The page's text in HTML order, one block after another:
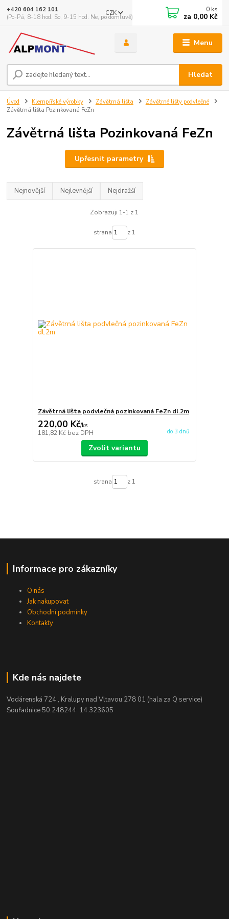
Menu
CZK
Hledat
+420 604 162 101
(Po-Pá, 8-18 hod. So, 9-15 hod. Ne, po domluvě)
0 ks
za 0,00 Kč
Úvod Klempířské výrobky Závětrná lišta
Závětrné lišty podvlečné
Závětrná lišta Pozinkovaná FeZn
Závětrná lišta Pozinkovaná FeZn
Upřesnit parametry
Nejnovější Nejlevnější Nejdražší
Zobrazuji 1-1 z 1
strana z 1
Závětrná lišta podvlečná pozinkovaná FeZn dl.2m
220,00 Kč/ks
181,82 Kč bez DPH do 3 dnů
Zvolit variantu
strana z 1
Informace pro zákazníky
O nás
Jak nakupovat
Obchodní podmínky
Kontakty
Kde nás najdete
Vodárenská 724 , Kralupy nad Vltavou 278 01 (hala za Q service)
Souřadnice 50.248244 14.323605